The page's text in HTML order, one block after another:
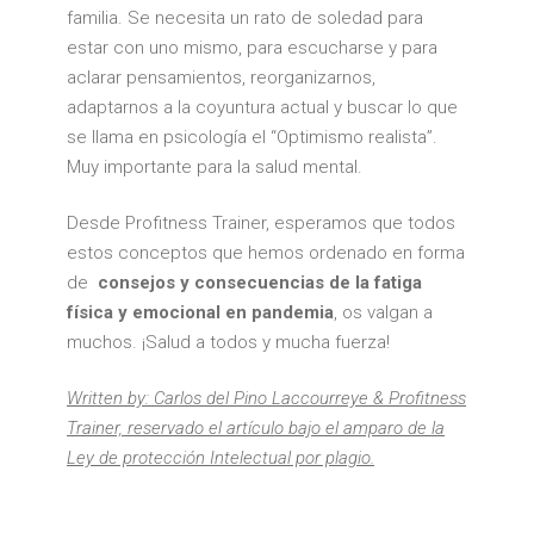
familia. Se necesita un rato de soledad para
estar con uno mismo, para escucharse y para
aclarar pensamientos, reorganizarnos,
adaptarnos a la coyuntura actual y buscar lo que
se llama en psicología el “Optimismo realista”.
Muy importante para la salud mental.
Desde Profitness Trainer, esperamos que todos
estos conceptos que hemos ordenado en forma
de consejos y consecuencias de la fatiga
física y emocional en pandemia, os valgan a
muchos. ¡Salud a todos y mucha fuerza!
Written by: Carlos del Pino Laccourreye & Profitness
Trainer, reservado el artículo bajo el amparo de la
Ley de protección Intelectual por plagio.